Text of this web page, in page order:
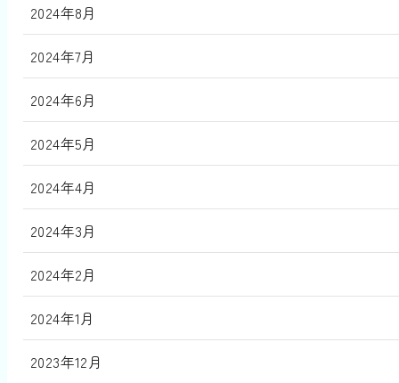
2024年8月
2024年7月
2024年6月
2024年5月
2024年4月
2024年3月
2024年2月
2024年1月
2023年12月